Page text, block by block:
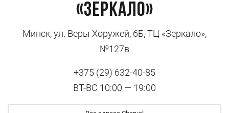
«Зеркало»
Минск, ул. Веры Хоружей, 6Б, ТЦ «Зеркало»,
№127в
+375 (29) 632-40-85
ВТ-ВС 10:00 — 19:00